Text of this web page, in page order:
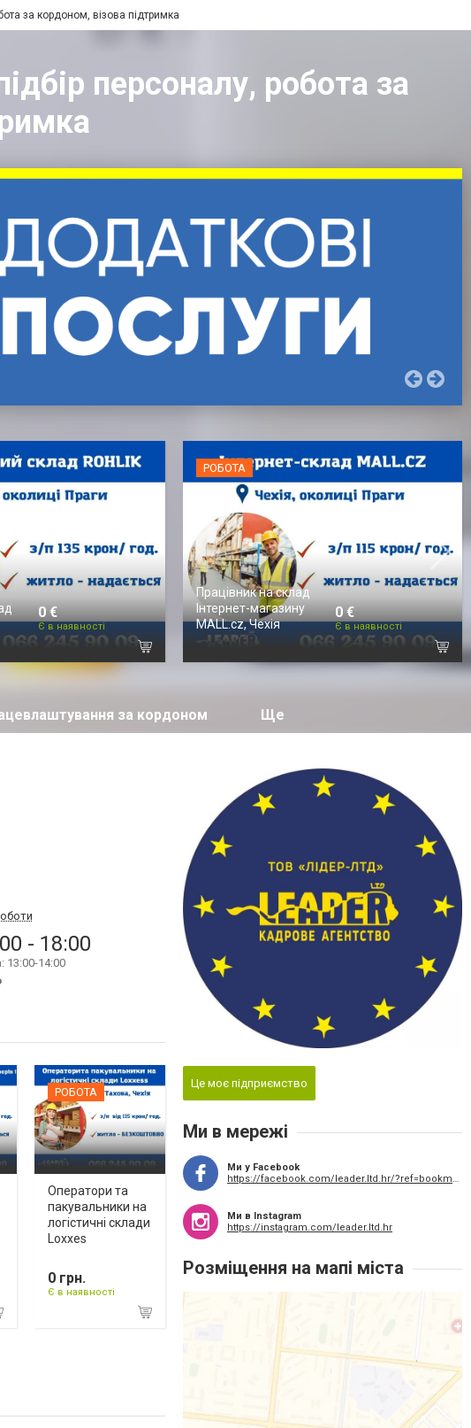
за кордоном, візова підтримка
персоналу, робота за
0 €
Є в наявності
РОБОТА
Працівник на склад
Інтернет-магазину
MALL.cz, Чехія
0 €
Є в наявності
за кордоном Ще
- 18:00
13:00-14:00
РОБОТА
Оператори та
пакувальники на
логістичні склади
Loxxes
0 грн.
Є в наявності
Це моє підприємство
Ми в мережі
Ми у Facebook
https://facebook.com/leader.ltd.hr/?ref=bookmarks
Ми в Instagram
https://instagram.com/leader.ltd.hr
Розміщення на мапі міста